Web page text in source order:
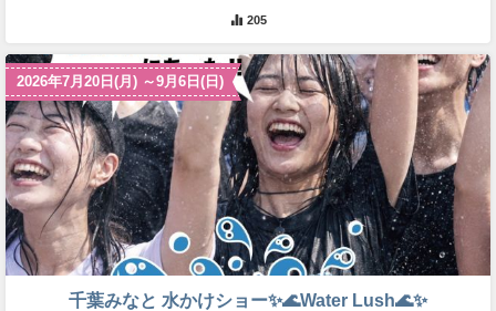
205
2026年7月20日(月) ～9月6日(日)
千葉みなと 水かけショー✨🌊Water Lush🌊✨